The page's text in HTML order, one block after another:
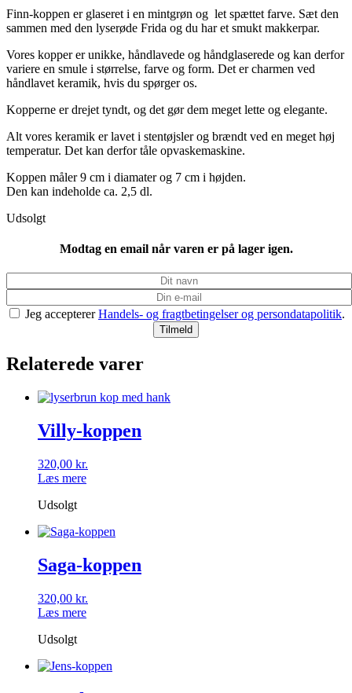
Finn-koppen er glaseret i en mintgrøn og let spættet farve. Sæt den
sammen med den lyserøde Frida og du har et smukt makkerpar.
Vores kopper er unikke, håndlavede og håndglaserede og kan derfor
variere en smule i størrelse, farve og form. Det er charmen ved
håndlavet keramik, hvis du spørger os.
Kopperne er drejet tyndt, og det gør dem meget lette og elegante.
Alt vores keramik er lavet i stentøjsler og brændt ved en meget høj
temperatur. Det kan derfor tåle opvaskemaskine.
Koppen måler 9 cm i diamater og 7 cm i højden.
Den kan indeholde ca. 2,5 dl.
Udsolgt
Modtag en email når varen er på lager igen.
Jeg acceptererHandels- og fragtbetingelser og persondatapolitik.
Relaterede varer
Villy-koppen
320,00 kr.
Læs mere
Udsolgt
Saga-koppen
320,00 kr.
Læs mere
Udsolgt